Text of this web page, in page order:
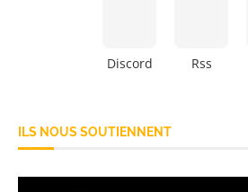
Discord Rss
ILS NOUS SOUTIENNENT